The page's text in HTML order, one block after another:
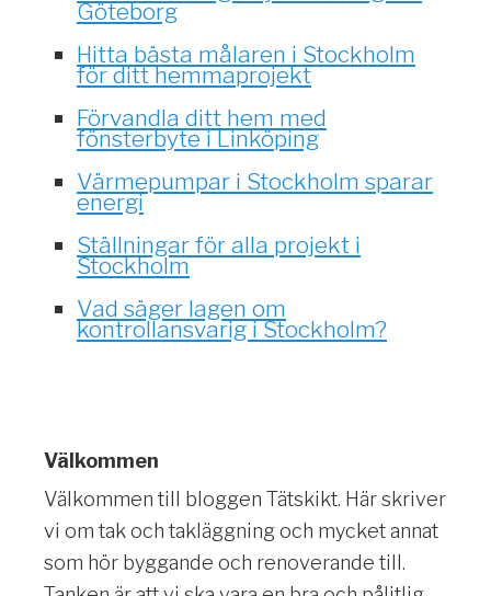
Göteborg
Hitta bästa målaren i Stockholm
för ditt hemmaprojekt
Förvandla ditt hem med
fönsterbyte i Linköping
Värmepumpar i Stockholm sparar
energi
Ställningar för alla projekt i
Stockholm
Vad säger lagen om
kontrollansvarig i Stockholm?
Välkommen
Välkommen till bloggen Tätskikt. Här skriver
vi om tak och takläggning och mycket annat
som hör byggande och renoverande till.